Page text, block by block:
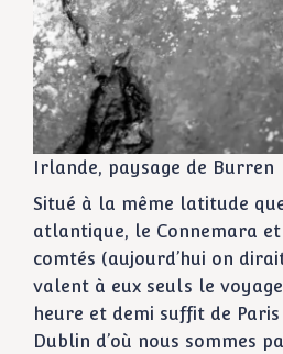
Irlande, paysage de Burren
Situé à la même latitude
atlantique, le Connemara
comtés (aujourd’hui on
valent à eux seuls le
heure et demi suffit de
Dublin d’où nous sommes